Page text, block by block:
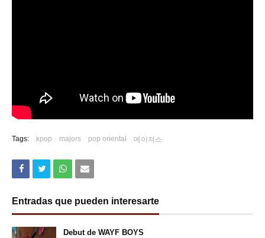
Tags: kpop majors pop oriental 메이져스
Entradas que pueden interesarte
Debut de WAYF BOYS